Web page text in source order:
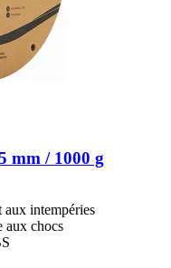
mm / 1000 g
aux intempéries
aux chocs